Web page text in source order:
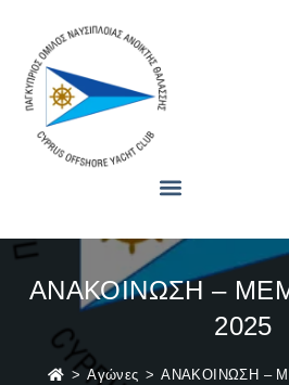
ΑΝΑΚΟΙΝΩΣΗ –
2025
> Αγώνες > ΑΝΑΚΟΙΝΩΣΗ –